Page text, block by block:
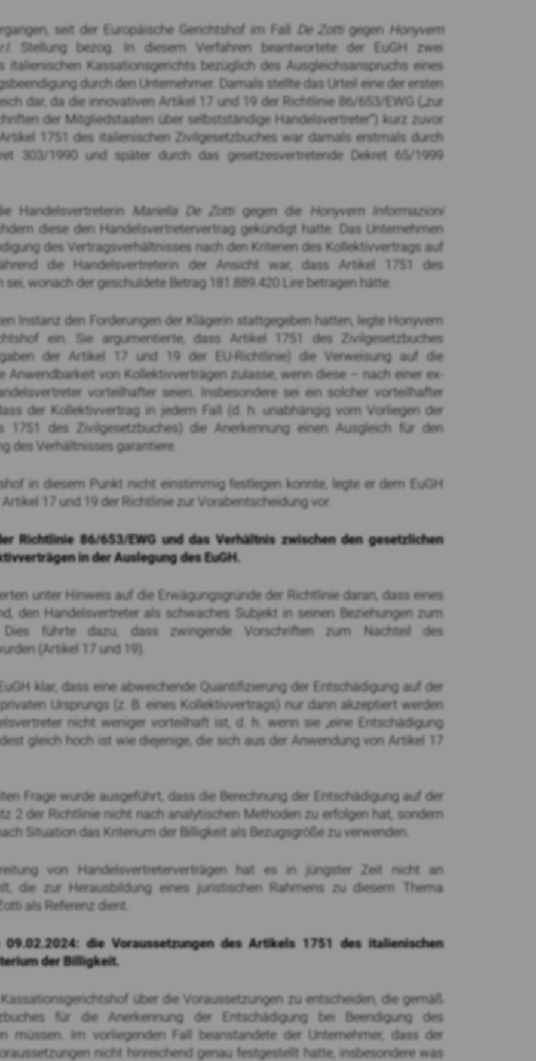
seit der Europäische Gerichtshof im Fall De Zottigegen Honyvem
Stellung bezog. In diesem Verfahren beantwortete der EuGH zwei
italienischen Kassationsgerichts bezüglich des Ausgleichsanspruchs eines
durch den Unternehmer. Damals stellte das Urteil eine der ersten
dar, da die innovativen Artikel 17 und 19 der Richtlinie 86/653/EWG („zur
der Mitgliedstaaten über selbstständige Handelsvertreter“) kurz zuvor
1751 des italienischen Zivilgesetzbuches war damals erstmals durch
303/1990 und später durch das gesetzesvertretende Dekret 65/1999
Handelsvertreterin Mariella De Zotti gegen die Honyvem Informazioni
diese den Handelsvertretervertrag gekündigt hatte. Das Unternehmen
des Vertragsverhältnisses nach den Kriterien des Kollektivvertrags auf
die Handelsvertreterin der Ansicht war, dass Artikel 1751 des
wonach der geschuldete Betrag 181.889.420 Lire betragen hätte.
Instanz den Forderungen der Klägerin stattgegeben hatten, legte Honyvem
ein. Sie argumentierte, dass Artikel 1751 des Zivilgesetzbuches
der Artikel 17 und 19 der EU-Richtlinie) die Verweisung auf die
von Kollektivverträgen zulasse, wenn diese – nach einer ex-
vorteilhafter seien. Insbesondere sei ein solcher vorteilhafter
der Kollektivvertrag in jedem Fall (d. h. unabhängig vom Vorliegen der
1751 des Zivilgesetzbuches) die Anerkennung einen Ausgleich für den
des Verhältnisses garantiere.
in diesem Punkt nicht einstimmig festlegen konnte, legte er dem EuGH
17 und 19 der Richtlinie zur Vorabentscheidung vor.
Richtlinie 86/653/EWG und das Verhältnis zwischen den gesetzlichen
in der Auslegung des EuGH.
unter Hinweis auf die Erwägungsgründe der Richtlinie daran, dass eines
den Handelsvertreter als schwaches Subjekt in seinen Beziehungen zum
Dies führte dazu, dass zwingende Vorschriften zum Nachteil des
(Artikel 17 und 19).
klar, dass eine abweichende Quantifizierung der Entschädigung auf der
Ursprungs (z. B. eines Kollektivvertrags) nur dann akzeptiert werden
nicht weniger vorteilhaft ist, d. h. wenn sie „eine Entschädigung
gleich hoch ist wie diejenige, die sich aus der Anwendung von Artikel 17
Frage wurde ausgeführt, dass die Berechnung der Entschädigung auf der
2 der Richtlinie nicht nach analytischen Methoden zu erfolgen hat, sondern
Situation das Kriterium der Billigkeit als Bezugsgröße zu verwenden.
von Handelsvertreterverträgen hat es in jüngster Zeit nicht an
die zur Herausbildung eines juristischen Rahmens zu diesem Thema
als Referenz dient.
die Voraussetzungen des Artikels 1751 des italienischen
der Billigkeit.
über die Voraussetzungen zu entscheiden, die gemäß
für die Anerkennung der Entschädigung bei Beendigung des
müssen. Im vorliegenden Fall beanstandete der Unternehmer, dass der
nicht hinreichend genau festgestellt hatte, insbesondere was